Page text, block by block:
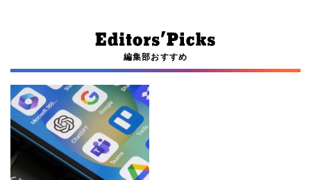
編集部おすすめ